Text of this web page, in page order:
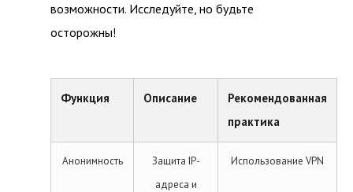
возможности. Исследуйте, но будьте
осторожны!
Функция Описание
Рекомендованная
практика
Анонимность
Защита IP-
адреса и
Использование VPN